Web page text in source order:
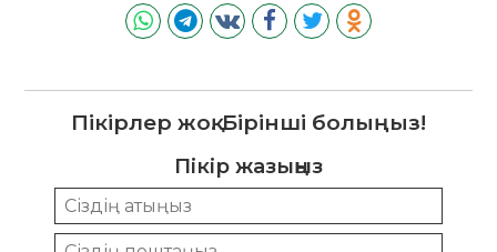
Пікірлер жоқ. Бірінші болыңыз!
Пікір жазыңыз